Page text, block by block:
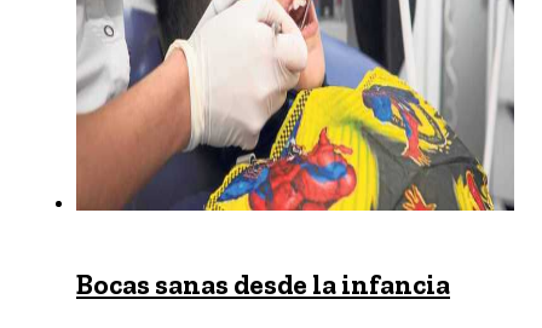
Bocas sanas desde la infancia